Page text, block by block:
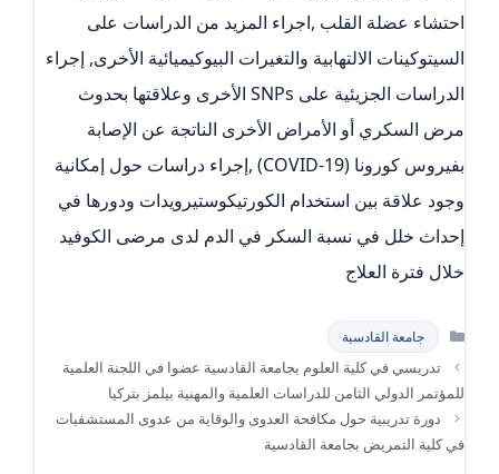
احتشاء عضلة القلب ,اجراء المزيد من الدراسات على
السيتوكينات الالتهابية والتغيرات البيوكيميائية الأخرى, إجراء
الدراسات الجزيئية على SNPs الأخرى وعلاقتها بحدوث
مرض السكري أو الأمراض الأخرى الناتجة عن الإصابة
بفيروس كورونا (COVID-19) ,إجراء دراسات حول إمكانية
وجود علاقة بين استخدام الكورتيكوستيرويدات ودورها في
إحداث خلل في نسبة السكر في الدم لدى مرضى الكوفيد
خلال فترة العلاج
التصنيفات
جامعة القادسية
تدريسي في كلية العلوم بجامعة القادسية عضوا في اللجنة العلمية
للمؤتمر الدولي الثامن للدراسات العلمية والمهنية بيلمز بتركيا
دورة تدريبية حول مكافحة العدوى والوقاية من عدوى المستشفيات
في كلية التمريض بجامعة القادسية